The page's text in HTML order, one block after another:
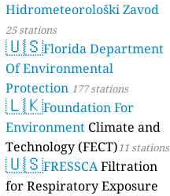
Hidrometeorološki Zavod
25 stations
🇺🇸Florida Department
Of Environmental
Protection 177 stations
🇱🇰Foundation For
Environment Climate and
Technology (FECT)11 stations
🇺🇸FRESSCAFiltration
for Respiratory Exposure